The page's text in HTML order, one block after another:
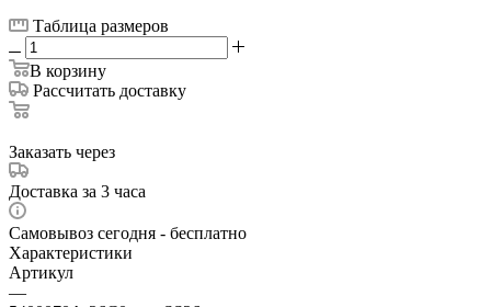
Таблица размеров
В корзину
Рассчитать доставку
Заказать через
Доставка за 3 часа
Самовывоз сегодня - бесплатно
Характеристики
Артикул
—